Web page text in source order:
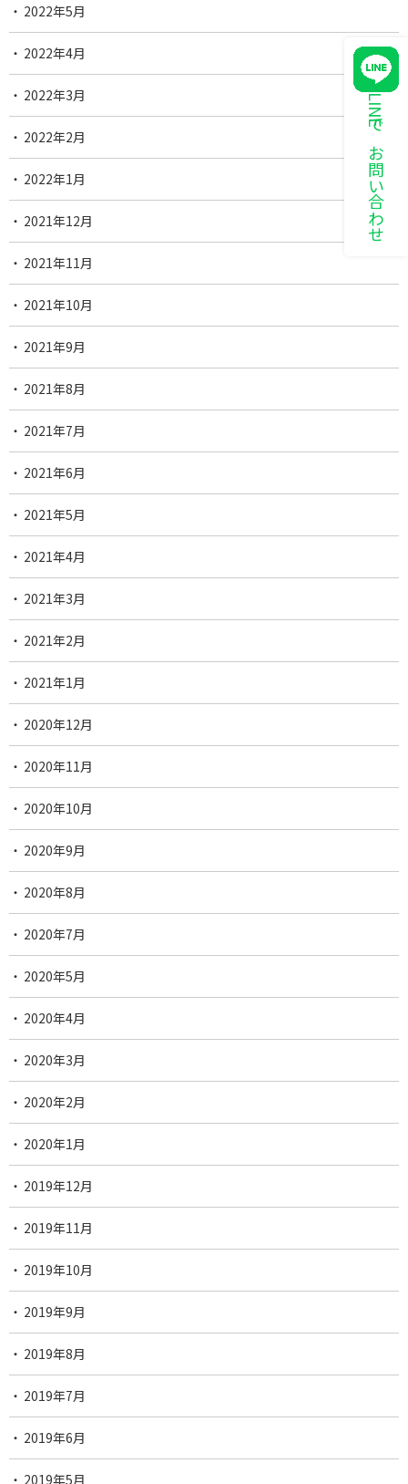
LINEでお問い合わせ
2022年5月
2022年4月
2022年3月
2022年2月
2022年1月
2021年12月
2021年11月
2021年10月
2021年9月
2021年8月
2021年7月
2021年6月
2021年5月
2021年4月
2021年3月
2021年2月
2021年1月
2020年12月
2020年11月
2020年10月
2020年9月
2020年8月
2020年7月
2020年5月
2020年4月
2020年3月
2020年2月
2020年1月
2019年12月
2019年11月
2019年10月
2019年9月
2019年8月
2019年7月
2019年6月
2019年5月